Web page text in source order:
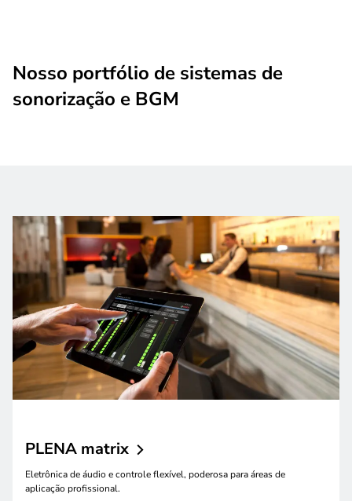
Nosso portfólio de sistemas de
sonorização e BGM
PLENA matrix
Eletrônica de áudio e controle flexível, poderosa para áreas de
aplicação profissional.